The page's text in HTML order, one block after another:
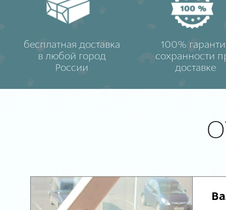
бесплатная доставка
в любой город
России
100%
сохранности
доставке